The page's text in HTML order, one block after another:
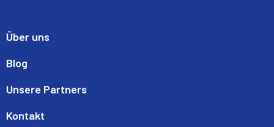
Über uns
Blog
Unsere Partners
Kontakt